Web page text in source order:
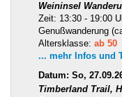
Weininsel
Zeit: 13:30 - 19:00
Genußwanderung
Altersklasse: ab 50
... mehr Infos und
Datum: So,
Timberland Trail,